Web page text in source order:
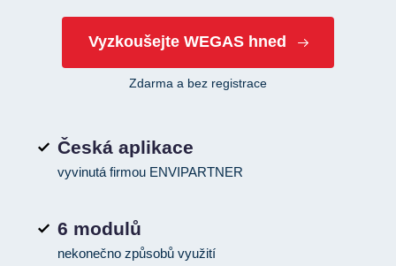
Vyzkoušejte WEGAS hned
Zdarma a bez registrace
Česká aplikace
vyvinutá firmou ENVIPARTNER
6 modulů
nekonečno způsobů využití